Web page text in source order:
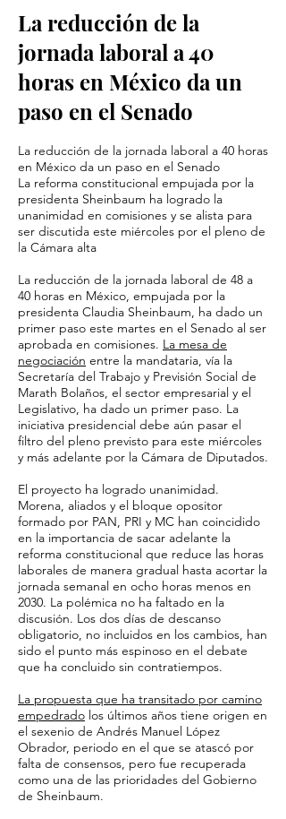
La reducción de la
jornada laboral a 40
horas en México da un
paso en el Senado
La reducción de la jornada laboral a 40 horas
en México da un paso en el Senado
La reforma constitucional empujada por la
presidenta Sheinbaum ha logrado la
unanimidad en comisiones y se alista para
ser discutida este miércoles por el pleno de
la Cámara alta
La reducción de la jornada laboral de 48 a
40 horas en México, empujada por la
presidenta Claudia Sheinbaum, ha dado un
primer paso este martes en el Senado al ser
aprobada en comisiones. La mesa de
negociación entre la mandataria, vía la
Secretaría del Trabajo y Previsión Social de
Marath Bolaños, el sector empresarial y el
Legislativo, ha dado un primer paso. La
iniciativa presidencial debe aún pasar el
filtro del pleno previsto para este miércoles
y más adelante por la Cámara de Diputados.
El proyecto ha logrado unanimidad.
Morena, aliados y el bloque opositor
formado por PAN, PRI y MC han coincidido
en la importancia de sacar adelante la
reforma constitucional que reduce las horas
laborales de manera gradual hasta acortar la
jornada semanal en ocho horas menos en
2030. La polémica no ha faltado en la
discusión. Los dos días de descanso
obligatorio, no incluidos en los cambios, han
sido el punto más espinoso en el debate
que ha concluido sin contratiempos.
La propuesta que ha transitado por camino
empedrado los últimos años tiene origen en
el sexenio de Andrés Manuel López
Obrador, periodo en el que se atascó por
falta de consensos, pero fue recuperada
como una de las prioridades del Gobierno
de Sheinbaum.